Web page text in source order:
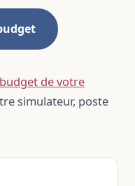
de votre
simulateur, poste